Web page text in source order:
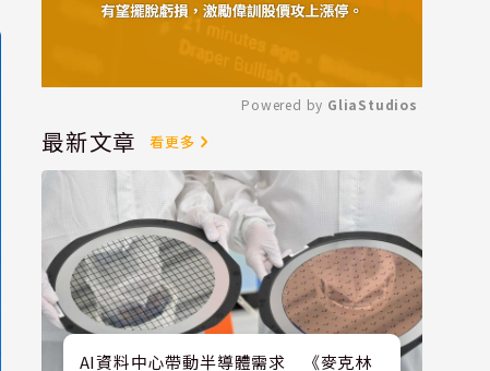
Mute
Powered by GliaStudios
最新文章 看更多
AI資料中心帶動半導體需求 《麥克林